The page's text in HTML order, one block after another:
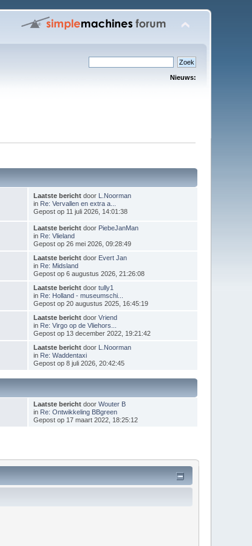
Nieuws:
Laatste berichtdoor L.Noorman
in Re: Vervallen en extra a...
Gepost op 11 juli 2026, 14:01:38
Laatste berichtdoor PiebeJanMan
in Re: Vlieland
Gepost op 26 mei 2026, 09:28:49
Laatste berichtdoor Evert Jan
in Re: Midsland
Gepost op 6 augustus 2026, 21:26:08
Laatste berichtdoor tully1
in Re: Holland - museumschi...
Gepost op 20 augustus 2025, 16:45:19
Laatste berichtdoor Vriend
in Re: Virgo op de Vliehors...
Gepost op 13 december 2022, 19:21:42
Laatste berichtdoor L.Noorman
in Re: Waddentaxi
Gepost op 8 juli 2026, 20:42:45
Laatste berichtdoor Wouter B
in Re: Ontwikkeling BBgreen
Gepost op 17 maart 2022, 18:25:12